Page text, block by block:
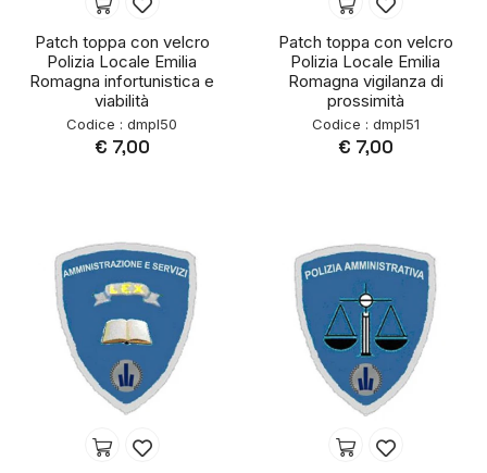
Patch toppa con velcro
Polizia Locale Emilia
Romagna infortunistica e
viabilità
Codice : dmpl50
€ 7,00
Patch toppa con velcro
Polizia Locale Emilia
Romagna vigilanza di
prossimità
Codice : dmpl51
€ 7,00